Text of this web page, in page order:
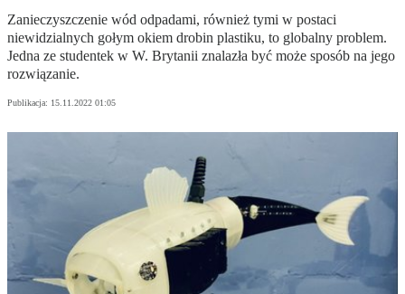
Zanieczyszczenie wód odpadami, również tymi w postaci
niewidzialnych gołym okiem drobin plastiku, to globalny problem.
Jedna ze studentek w W. Brytanii znalazła być może sposób na jego
rozwiązanie.
Publikacja: 15.11.2022 01:05